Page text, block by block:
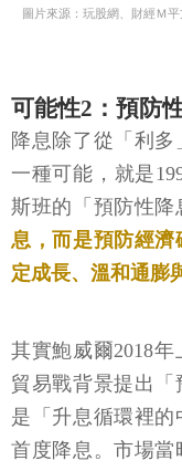
圖片來源：玩股網、財經Ｍ平
可能性2：預防
降息除了從「利
一種可能，就是
斯班的「預防性降
息，而是預防經
定成長、溫和通膨
其實鮑威爾2018
貿易戰背景提出
是「升息循環裡
首度降息。市場